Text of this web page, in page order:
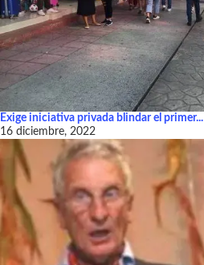
Exige iniciativa privada blindar el primer...
16 diciembre, 2022